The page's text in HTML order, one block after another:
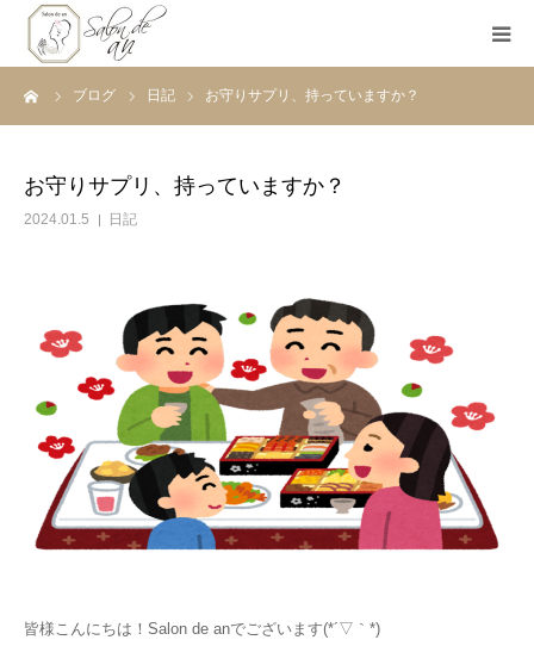
ブログ 日記 お守りサプリ、持っていますか？
お守りサプリ、持っていますか？
2024.01.5 日記
皆様こんにちは！Salon de anでございます(*´▽｀*)
ホーム
初めての方へ
Before＆After
ご予約
ブログ